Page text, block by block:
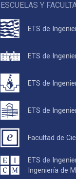
ESCUELAS Y
ETS de
ETS de
ETS de
ETS de
Facultad de
ETS de
Ingeniería de